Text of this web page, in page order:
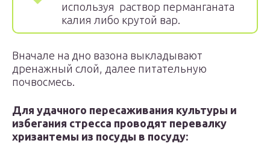
используя раствор перманганата
калия либо крутой вар.
Вначале на дно вазона выкладывают
дренажный слой, далее питательную
почвосмесь.
Для удачного пересаживания культуры и
избегания стресса проводят перевалку
хризантемы из посуды в посуду: